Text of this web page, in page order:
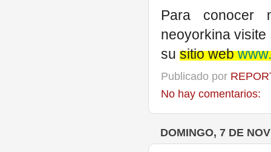
Para conocer
neoyorkina
su sitio web
Publicado por
No hay comentarios:
DOMINGO, 7 DE